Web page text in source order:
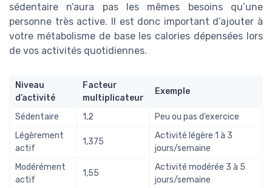
sédentaire n’aura pas les mêmes besoins qu’une
personne très active. Il est donc important d’ajouter à
votre métabolisme de base les calories dépensées lors
de vos activités quotidiennes.
Niveau
d’activité
Facteur
multiplicateur
Exemple
Sédentaire 1,2
Peu ou pas d’exercice
Légèrement
actif
1,375
Activité légère 1 à 3
jours/semaine
Modérément
actif
1,55
Activité modérée 3 à 5
jours/semaine